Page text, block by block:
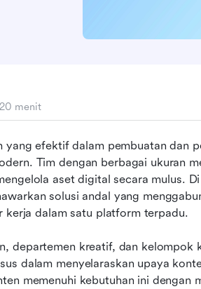
menit
yang efektif dalam pembuatan dan
Tim dengan berbagai ukuran
aset digital secara mulus.
solusi andal yang
kerja dalam satu platform terpadu.
departemen kreatif, dan kelompok
dalam menyelaraskan upaya
memenuhi kebutuhan ini dengan